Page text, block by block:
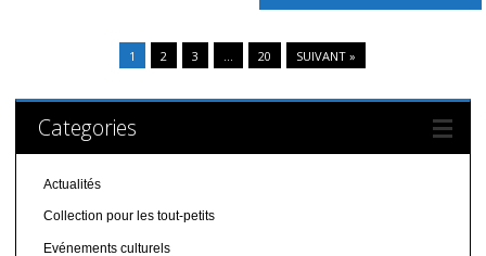
1 2 3 … 20 SUIVANT »
Categories
Actualités
Collection pour les tout-petits
Evénements culturels